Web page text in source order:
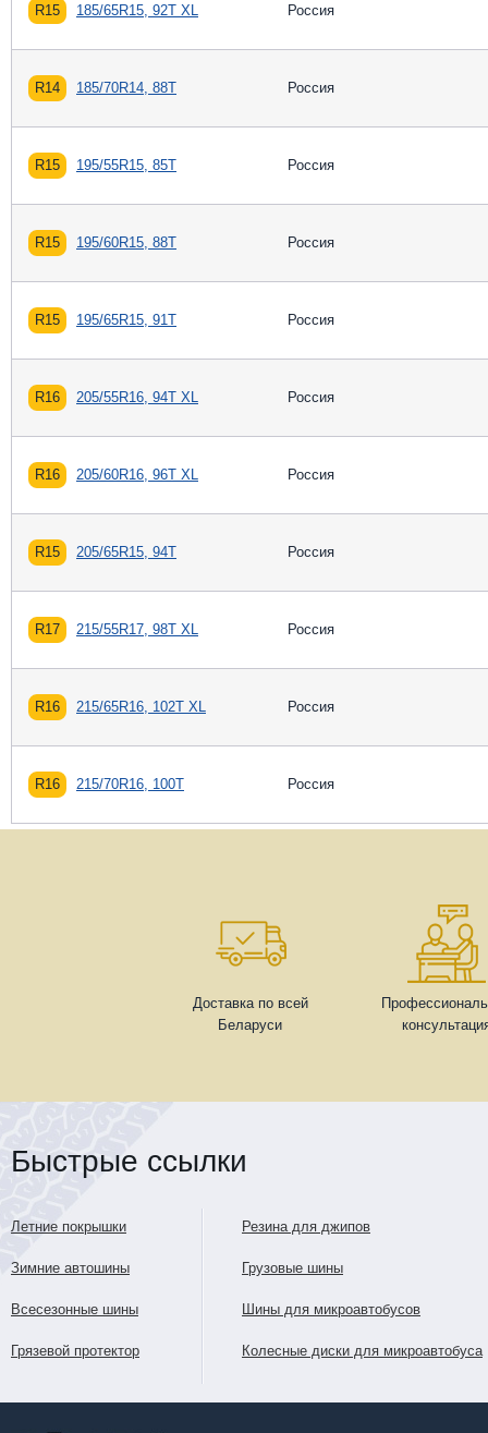
R15 185/65R15, 92T XL Россия
R14 185/70R14, 88T Россия
R15 195/55R15, 85T Россия
R15 195/60R15, 88T Россия
R15 195/65R15, 91T Россия
R16 205/55R16, 94T XL Россия
R16 205/60R16, 96T XL Россия
R15 205/65R15, 94T Россия
R17 215/55R17, 98T XL Россия
R16 215/65R16, 102T XL Россия
R16 215/70R16, 100T Россия
Доставка по всей
Беларуси
Быстрые ссылки
Летние покрышки
Зимние автошины
Всесезонные шины
Грязевой протектор
Резина для джипов
Грузовые шины
Шины для микроавтобусов
Колесные диски для микроавтобуса